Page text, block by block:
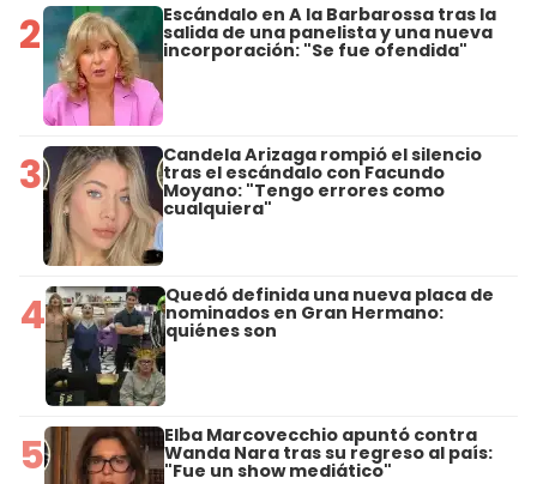
2 Escándalo en A la Barbarossa tras la
salida de una panelista y una nueva
incorporación: "Se fue ofendida"
3 Candela Arizaga rompió el silencio
tras el escándalo con Facundo
Moyano: "Tengo errores como
cualquiera"
4 Quedó definida una nueva placa de
nominados en Gran Hermano:
quiénes son
5 Elba Marcovecchio apuntó contra
Wanda Nara tras su regreso al país:
"Fue un show mediático"